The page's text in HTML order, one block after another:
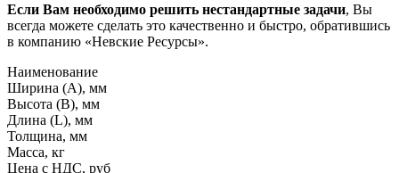
Если Вам необходимо решить нестандартные задачи, Вы
всегда можете сделать это качественно и быстро, обратившись
в компанию «Невские Ресурсы».
Наименование
Ширина (А), мм
Высота (В), мм
Длина (L), мм
Толщина, мм
Масса, кг
Цена с НДС, руб